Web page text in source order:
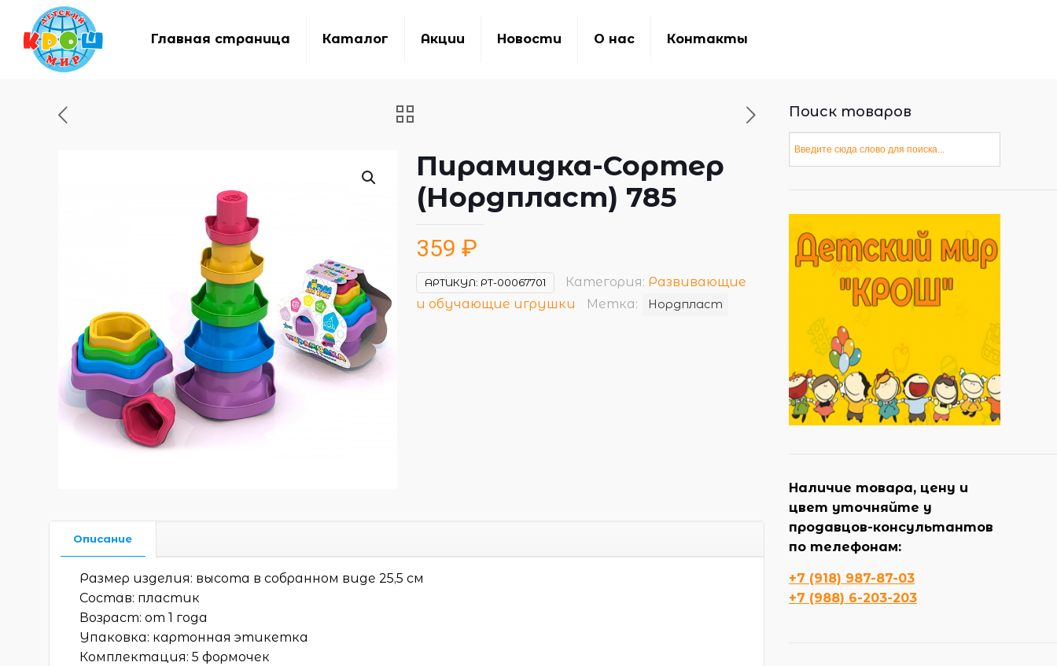
Главная страница Каталог Акции Новости О нас Контакты
Пирамидка-Сортер
(Нордпласт) 785
359 ₽
АРТИКУЛ: РТ-00067701 Категория: Развивающие
и обучающие игрушки
Метка: Нордпласт
Описание
Размер изделия: высота в собранном виде 25,5 см
Состав: пластик
Возраст: от 1 года
Упаковка: картонная этикетка
Комплектация: 5 формочек
Поиск товаров
Наличие товара, цену и
цвет уточняйте у
продавцов-консультантов
по телефонам:
+7 (918) 987-87-03
+7 (988) 6-203-203